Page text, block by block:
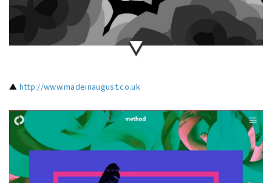
▲ http://www.madeinaugust.co.uk